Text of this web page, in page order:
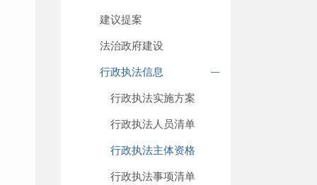
建议提案
法治政府建设
行政执法信息
行政执法实施方案
行政执法人员清单
行政执法主体资格
行政执法事项清单